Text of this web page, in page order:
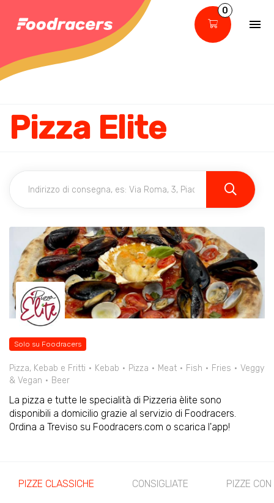
0
Pizza Elite
Solo su Foodracers
Pizza, Kebab e Fritti Kebab Pizza Meat Fish Fries
Veggy
& Vegan
Beer
La pizza e tutte le specialità di Pizzeria èlite sono
disponibili a domicilio grazie al servizio di Foodracers.
Ordina a Treviso su Foodracers.com o scarica l'app!
PIZZE CLASSICHE CONSIGLIATE PIZZE